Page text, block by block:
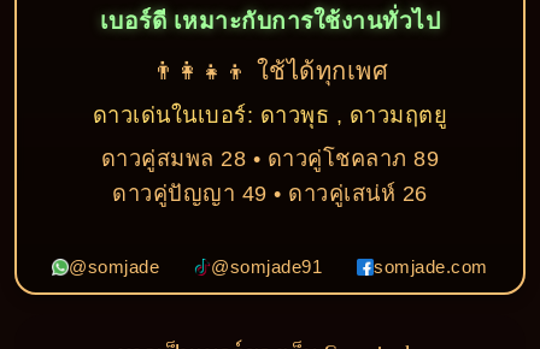
เบอร์ดี เหมาะกับการใช้งานทั่วไป
👨‍👩‍👧‍👦 ใช้ได้ทุกเพศ
ดาวเด่นในเบอร์: ดาวพุธ , ดาวมฤตยู
ดาวคู่สมพล 28 • ดาวคู่โชคลาภ 89
ดาวคู่ปัญญา 49 • ดาวคู่เสน่ห์ 26
@somjade @somjade91 somjade.com